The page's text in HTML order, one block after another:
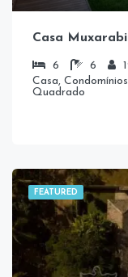
Casa Muxarabi
6 6
Casa,
Quadrado
FEATURED